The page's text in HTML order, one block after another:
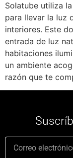
Solatube utiliza
para llevar la luz
interiores. Este
entrada de luz
habitaciones
un ambiente
razón que te